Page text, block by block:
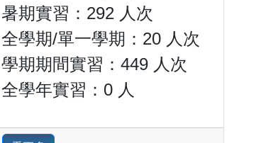
暑期實習：292 人次
全學期/單一學期：20 人次
學期期間實習：449 人次
全學年實習：0 人